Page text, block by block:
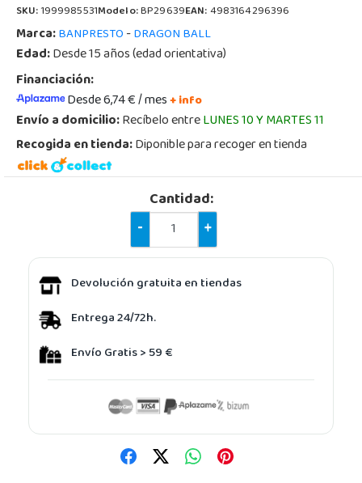
SKU:1999985531Modelo:BP29639EAN:4983164296396
Marca:BANPRESTO-DRAGON BALL
Edad:Desde 15 años (edad orientativa)
Financiación:
Desde 6,74 € / mes+ info
Envío a domicilio:Recíbelo entreLUNES 10 Y MARTES 11
Recogida en tienda:Diponible para recoger en tienda
Cantidad:
-
+
Devolución gratuita en tiendas
Entrega 24/72h.
Envío Gratis > 59 €